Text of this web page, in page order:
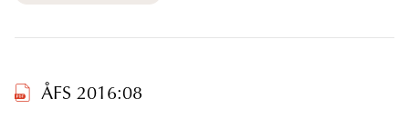
ÅFS 2016:08